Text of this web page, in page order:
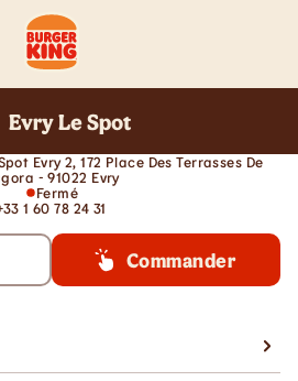
Evry Le Spot
Evry 2, 172 Place Des Terrasses De
- 91022 Evry
Fermé
1 60 78 24 31
Commander